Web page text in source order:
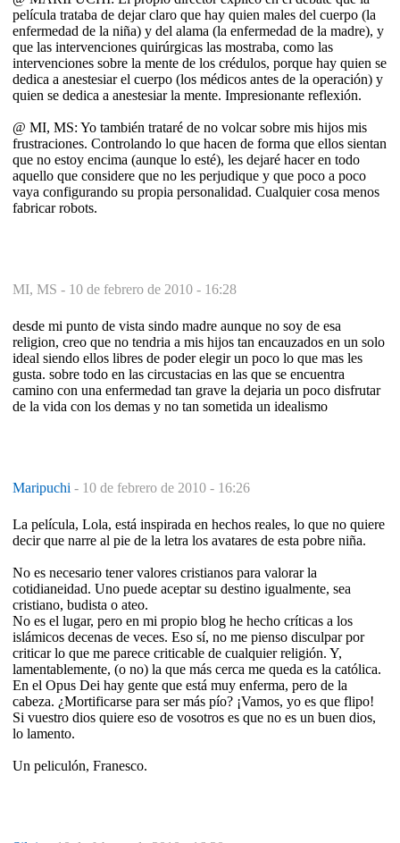
película trataba de dejar claro que hay quien males del cuerpo (la
enfermedad de la niña) y del alama (la enfermedad de la madre), y
que las intervenciones quirúrgicas las mostraba, como las
intervenciones sobre la mente de los crédulos, porque hay quien se
dedica a anestesiar el cuerpo (los médicos antes de la operación) y
quien se dedica a anestesiar la mente. Impresionante reflexión.
@ MI, MS: Yo también trataré de no volcar sobre mis hijos mis
frustraciones. Controlando lo que hacen de forma que ellos sientan
que no estoy encima (aunque lo esté), les dejaré hacer en todo
aquello que considere que no les perjudique y que poco a poco
vaya configurando su propia personalidad. Cualquier cosa menos
fabricar robots.
MI, MS - 10 de febrero de 2010 - 16:28
desde mi punto de vista sindo madre aunque no soy de esa
religion, creo que no tendria a mis hijos tan encauzados en un solo
ideal siendo ellos libres de poder elegir un poco lo que mas les
gusta. sobre todo en las circustacias en las que se encuentra
camino con una enfermedad tan grave la dejaria un poco disfrutar
de la vida con los demas y no tan sometida un idealismo
Maripuchi - 10 de febrero de 2010 - 16:26
La película, Lola, está inspirada en hechos reales, lo que no quiere
decir que narre al pie de la letra los avatares de esta pobre niña.
No es necesario tener valores cristianos para valorar la
cotidianeidad. Uno puede aceptar su destino igualmente, sea
cristiano, budista o ateo.
No es el lugar, pero en mi propio blog he hecho críticas a los
islámicos decenas de veces. Eso sí, no me pienso disculpar por
criticar lo que me parece criticable de cualquier religión. Y,
lamentablemente, (o no) la que más cerca me queda es la católica.
En el Opus Dei hay gente que está muy enferma, pero de la
cabeza. ¿Mortificarse para ser más pío? ¡Vamos, yo es que flipo!
Si vuestro dios quiere eso de vosotros es que no es un buen dios,
lo lamento.
Un peliculón, Franesco.